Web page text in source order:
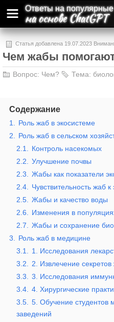
Ответы на
на основе ChatGPT
Статья добавлена 19.07.2023
и может содержать ошибки и
Чем жабы
Вопрос: Чем? Тема:
Содержание
1.
Роль жаб в экосистеме
2.
Роль жаб в сельском
2.1.
Контроль насекомых
2.2.
Улучшение почвы
2.3.
Жабы как показатели
2.4.
Чувствительность жаб
2.5.
Жабы и качество воды
2.6.
Изменения в
2.7.
Жабы и сохранение
3.
Роль жаб в медицине
3.1.
1. Исследования
3.2.
2. Извлечение
3.3.
3. Исследования
3.4.
4. Хирургические
3.5.
5. Обучение студентов
заведений